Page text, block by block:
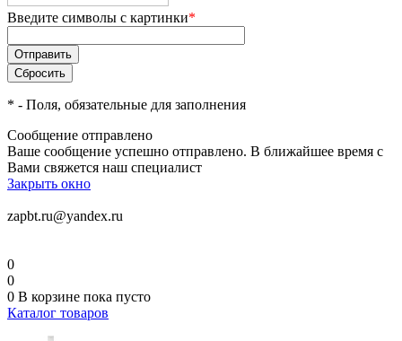
Введите символы с картинки*
* - Поля, обязательные для заполнения
Сообщение отправлено
Ваше сообщение успешно отправлено. В ближайшее время с
Вами свяжется наш специалист
Закрыть окно
zapbt.ru@yandex.ru
0
0
0 В корзине пока пусто
Каталог товаров